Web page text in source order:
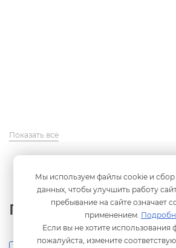
Мы используем файлы cookie и сбор
данных, чтобы улучшить работу
пребывание на сайте означает
применением.
Если вы не хотите использования
пожалуйста, измените
Показать все
Полезные